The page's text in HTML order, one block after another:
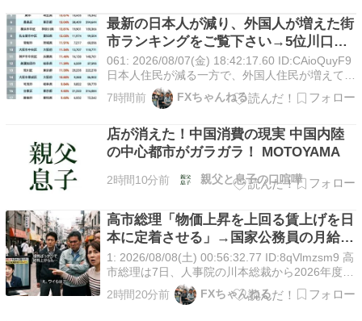
最新の日本人が減り、外国人が増えた街
市ランキングをご覧下さい→5位川口
市、4位京都市、ではトップ3は❓
061: 2026/08/07(金) 18:42:17.60 ID:CAioQuyF9
日本人住民が減る一方で、外国人住民が増えてい
る。全国の自治体で、人口構成の変化が進んでい
る。総務省が2026年7月29日に公表した「 […]
7時間前 FXちゃんねる
店が消えた！中国消費の現実 中国内陸
の中心都市がガラガラ！ MOTOYAMA
2時間10分前 親父と息子の口喧嘩
高市総理「物価上昇を上回る賃上げを日
本に定着させる」→国家公務員の月給大
幅増額(約3.5%⤴)へ→庶民「え、ワイら
は❓」
1: 2026/08/08(土) 00:56:32.77 ID:8qVlmzsm9 高
市総理は7日、人事院の川本総裁から2026年度の
国家公務員の給与を引き上げるよう勧告を受け、
「しっかりと対応を検討する」との考えを示し
2時間20分前 FXちゃんねる